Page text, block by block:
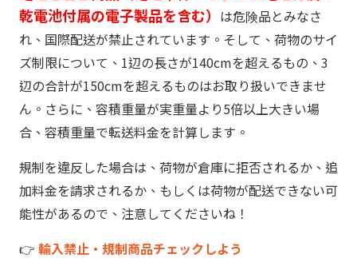
乾電池付属の電子製品を含む） は危険品とみなさ
れ、国際配送が禁止されています。そして、荷物のサイ
ズ制限について、1辺の長さが140cmを超えるもの、3
辺の合計が150cmを超えるものはお取り扱いできませ
ん。さらに、容積重量が実重量より5倍以上大きい場
合、容積重量で転送料金を計算します。
規制を違反した場合は、荷物が倉庫に拒否されるか、追
加料金を請求されるか、もしくは荷物が配送できない可
能性があるので、注意してくださいね！
👉 輸入禁止・規制商品チェックしよう